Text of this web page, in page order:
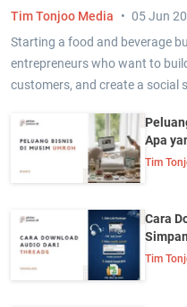
Starting a food and beverage
entrepreneurs who want to
customers, and create a social
Tim Tonjoo Media 05 Jun
Apa
Tim
Cara
Tim